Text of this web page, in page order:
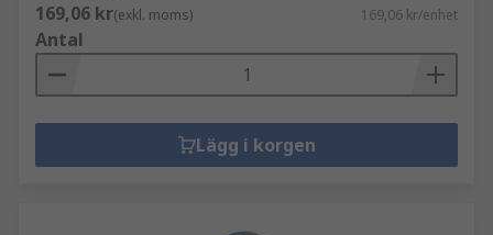
169,06 kr(exkl. moms) 169,06 kr/enhet
Antal
Lägg i korgen